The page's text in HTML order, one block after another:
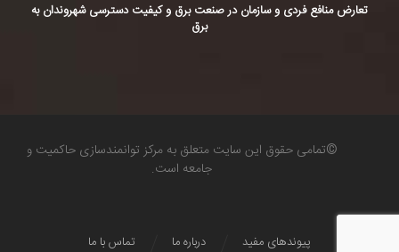
تعارض منافع فردی و سازمان در صنعت برق و کیفیت دسترسی شهروندان به
برق
©تمامی حقوق این سایت متعلق به مرکز توانمندسازی حاکمیت و
جامعه است.
تماس با ما درباره ما پیوندهای مفید